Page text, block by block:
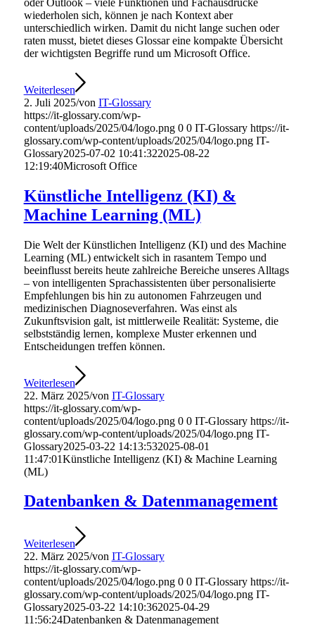
wiederholen sich, können je nach Kontext aber
unterschiedlich wirken. Damit du nicht lange suchen oder
raten musst, bietet dieses Glossar eine kompakte Übersicht
der wichtigsten Begriffe rund um Microsoft Office.
Weiterlesen
2. Juli 2025/von IT-Glossary
https://it-glossary.com/wp-
content/uploads/2025/04/logo.png 0 0 IT-Glossary https://it-
glossary.com/wp-content/uploads/2025/04/logo.png IT-
Glossary2025-07-02 10:41:322025-08-22
12:19:40Microsoft Office
Künstliche Intelligenz (KI) &
Machine Learning (ML)
Die Welt der Künstlichen Intelligenz (KI) und des Machine
Learning (ML) entwickelt sich in rasantem Tempo und
beeinflusst bereits heute zahlreiche Bereiche unseres Alltags
– von intelligenten Sprachassistenten über personalisierte
Empfehlungen bis hin zu autonomen Fahrzeugen und
medizinischen Diagnoseverfahren. Was einst als
Zukunftsvision galt, ist mittlerweile Realität: Systeme, die
selbstständig lernen, komplexe Muster erkennen und
Entscheidungen treffen können.
Weiterlesen
22. März 2025/von IT-Glossary
https://it-glossary.com/wp-
content/uploads/2025/04/logo.png 0 0 IT-Glossary https://it-
glossary.com/wp-content/uploads/2025/04/logo.png IT-
Glossary2025-03-22 14:13:532025-08-01
11:47:01Künstliche Intelligenz (KI) & Machine Learning
(ML)
Datenbanken & Datenmanagement
Weiterlesen
22. März 2025/von IT-Glossary
https://it-glossary.com/wp-
content/uploads/2025/04/logo.png 0 0 IT-Glossary https://it-
glossary.com/wp-content/uploads/2025/04/logo.png IT-
Glossary2025-03-22 14:10:362025-04-29
11:56:24Datenbanken & Datenmanagement